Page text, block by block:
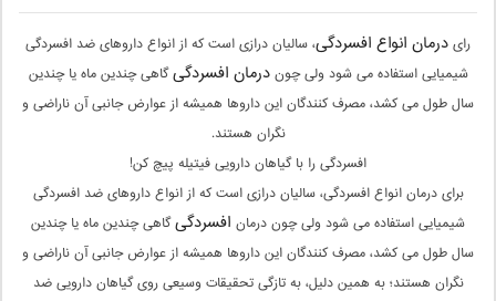
رایدرمان انواع افسردگی، سالیان درازی است که از انواع داروهای ضد افسردگی
شیمیایی استفاده می شود ولی چوندرمان افسردگیگاهی چندین ماه یا چندین
سال طول می کشد، مصرف کنندگان این داروها همیشه از عوارض جانبی آن ناراضی و
نگران هستند.
افسردگی را با گیاهان دارویی فیتیله پیچ کن!
برای درمان انواع افسردگی، سالیان درازی است که از انواع داروهای ضد افسردگی
شیمیایی استفاده می شود ولی چون درمان افسردگیگاهی چندین ماه یا چندین
سال طول می کشد، مصرف کنندگان این داروها همیشه از عوارض جانبی آن ناراضی و
نگران هستند؛ به همین دلیل، به تازگی تحقیقات وسیعی روی گیاهان دارویی ضد